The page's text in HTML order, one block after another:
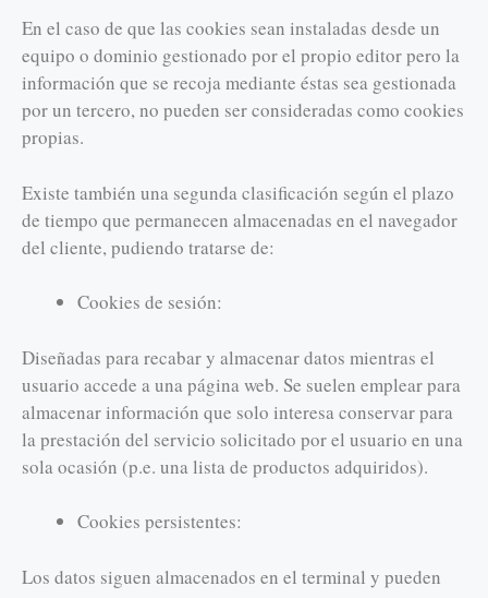
En el caso de que las cookies sean instaladas desde un
equipo o dominio gestionado por el propio editor pero la
información que se recoja mediante éstas sea gestionada
por un tercero, no pueden ser consideradas como cookies
propias.
Existe también una segunda clasificación según el plazo
de tiempo que permanecen almacenadas en el navegador
del cliente, pudiendo tratarse de:
Cookies de sesión:
Diseñadas para recabar y almacenar datos mientras el
usuario accede a una página web. Se suelen emplear para
almacenar información que solo interesa conservar para
la prestación del servicio solicitado por el usuario en una
sola ocasión (p.e. una lista de productos adquiridos).
Cookies persistentes:
Los datos siguen almacenados en el terminal y pueden